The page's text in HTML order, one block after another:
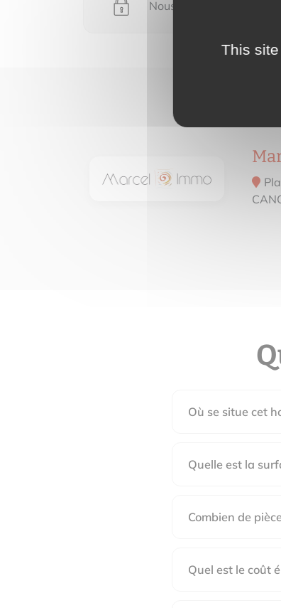
Nous devons vérifier
Où se situe cet
Quelle est la
Combien de
Quel est le coût
This